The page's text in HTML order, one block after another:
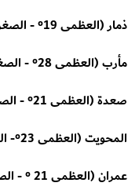
ذمار (العظمى 19° - الصغرى 09°)
مأرب (العظمى 28° - الصغرى 19°)
صعدة (العظمى 21° - الصغرى 12°)
المحويت (العظمى 23°- الصغرى 14°)
عمران (العظمى 21 ° - الصغرى 10°)